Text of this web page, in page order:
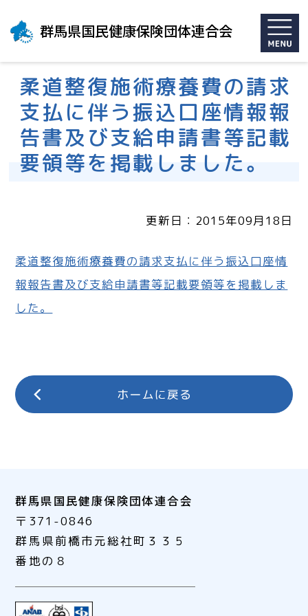
群馬県国民健康保険団体連合会
柔道整復施術療養費の請求
支払に伴う振込口座情報報
告書及び支給申請書等記載
要領等を掲載しました。
更新日：2015年09月18日
柔道整復施術療養費の請求支払に伴う振込口座情
報報告書及び支給申請書等記載要領等を掲載しま
した。
群馬県国民健康保険団体連合会
〒371-0846
群馬県前橋市元総社町３３５
番地の８